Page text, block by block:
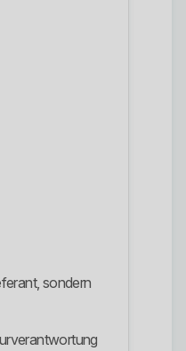
sondern